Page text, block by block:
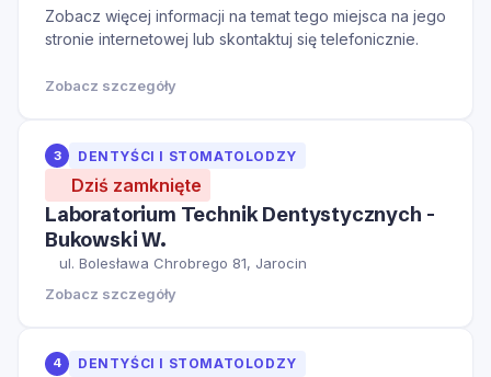
Zobacz więcej informacji na temat tego miejsca na jego
stronie internetowej lub skontaktuj się telefonicznie.
Zobacz szczegóły
3 DENTYŚCI I STOMATOLODZY
Dziś zamknięte
Laboratorium Technik Dentystycznych -
Bukowski W.
ul. Bolesława Chrobrego 81, Jarocin
Zobacz szczegóły
4 DENTYŚCI I STOMATOLODZY